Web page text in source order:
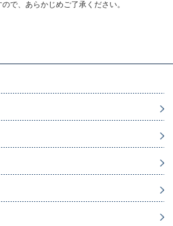
で、あらかじめご了承ください。